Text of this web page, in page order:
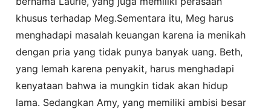
khusus terhadap Meg.Sementara itu, Meg harus
menghadapi masalah keuangan karena ia menikah
dengan pria yang tidak punya banyak uang. Beth,
yang lemah karena penyakit, harus menghadapi
kenyataan bahwa ia mungkin tidak akan hidup
lama. Sedangkan Amy, yang memiliki ambisi besar